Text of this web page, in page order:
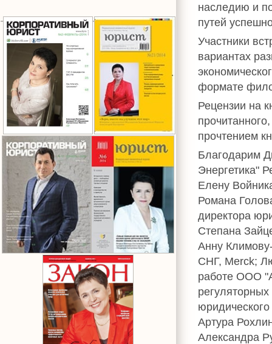
наследию и
путей
Участники
вариантах
формате
Рецензии на
прочтением
Благодарим
Энергетика"
Елену
Романа
директора
Степана
Анну
СНГ, Merck;
работе ООО
Артура
Александра